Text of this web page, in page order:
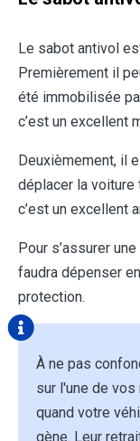
Le sabot antivol
Premièrement il
été immobilisée
c’est un excellent
Deuxièmement, il
déplacer la voiture
c’est un excellent
Pour s’assurer
faudra dépenser
protection.
À ne pas
sur l'une de vos
quand votre
gène. Leur